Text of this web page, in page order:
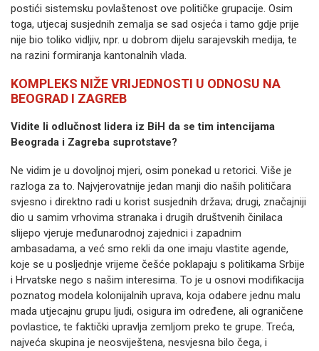
postići sistemsku povlaštenost ove političke grupacije. Osim
toga, utjecaj susjednih zemalja se sad osjeća i tamo gdje prije
nije bio toliko vidljiv, npr. u dobrom dijelu sarajevskih medija, te
na razini formiranja kantonalnih vlada.
KOMPLEKS NIŽE VRIJEDNOSTI U ODNOSU NA
BEOGRAD I ZAGREB
Vidite li odlučnost lidera iz BiH da se tim intencijama
Beograda i Zagreba suprotstave?
Ne vidim je u dovoljnoj mjeri, osim ponekad u retorici. Više je
razloga za to. Najvjerovatnije jedan manji dio naših političara
svjesno i direktno radi u korist susjednih država; drugi, značajniji
dio u samim vrhovima stranaka i drugih društvenih činilaca
slijepo vjeruje međunarodnoj zajednici i zapadnim
ambasadama, a već smo rekli da one imaju vlastite agende,
koje se u posljednje vrijeme češće poklapaju s politikama Srbije
i Hrvatske nego s našim interesima. To je u osnovi modifikacija
poznatog modela kolonijalnih uprava, koja odabere jednu malu
mada utjecajnu grupu ljudi, osigura im određene, ali ograničene
povlastice, te faktički upravlja zemljom preko te grupe. Treća,
najveća skupina je neosviještena, nesvjesna bilo čega, i